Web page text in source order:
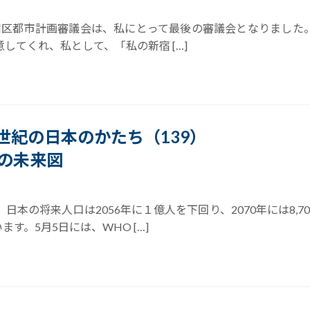
都市計画審議会は、私にとって最後の審議会となりまし
てくれ、私として、「私の新宿 […]
の日本のかたち（139）
未来図
本の将来人口は2056年に１億人を下回り、2070年には
す。5月5日には、WHO […]